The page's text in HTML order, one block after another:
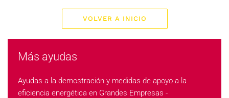
VOLVER A INICIO
Más ayudas
Ayudas a la demostración y medidas de apoyo a la
eficiencia energética en Grandes Empresas -